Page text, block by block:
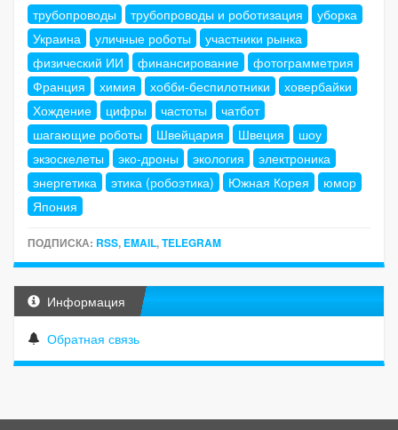
трубопроводы
трубопроводы и роботизация
уборка
Украина
уличные роботы
участники рынка
физический ИИ
финансирование
фотограмметрия
Франция
химия хобби-беспилотники
ховербайки
Хождение
цифры частоты
чатбот
шагающие роботы
Швейцария Швеция
шоу
экзоскелеты
эко-дроны экология
электроника
энергетика
этика (робоэтика) Южная Корея
юмор
Япония
ПОДПИСКА: RSS, EMAIL,TELEGRAM
Информация
Обратная связь